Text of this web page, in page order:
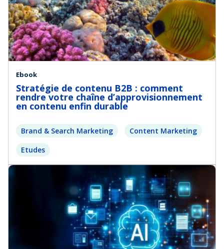
Ebook
Stratégie de contenu B2B : comment
rendre votre chaîne d’approvisionnement
en contenu enfin durable
Brand & Search Marketing
Content Marketing
Etudes